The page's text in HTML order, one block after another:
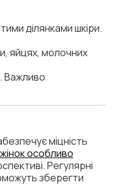
ділянками шкіри.
яйцях, молочних
Важливо
міцність
жінок особливо
Регулярні
зберегти